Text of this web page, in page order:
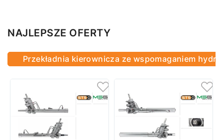
NAJLEPSZE OFERTY
Przekładnia kierownicza ze wspomaganiem